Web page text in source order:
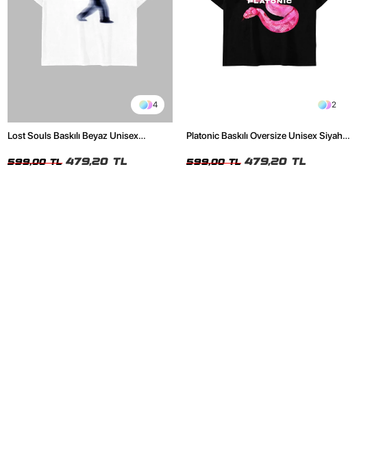
4
Lost Souls Baskılı Beyaz Unisex
599,00 TL 479,20 TL
2
Platonic Baskılı Oversize Unisex Siyah
599,00 TL 479,20 TL